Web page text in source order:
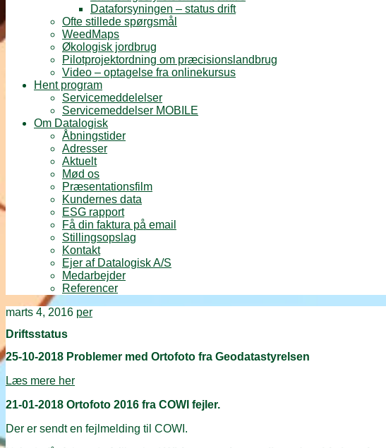
Dataforsyningen – status drift
Ofte stillede spørgsmål
WeedMaps
Økologisk jordbrug
Pilotprojektordning om præcisionslandbrug
Video – optagelse fra onlinekursus
Hent program
Servicemeddelelser
Servicemeddelser MOBILE
Om Datalogisk
Åbningstider
Adresser
Aktuelt
Mød os
Præsentationsfilm
Kundernes data
ESG rapport
Få din faktura på email
Stillingsopslag
Kontakt
Ejer af Datalogisk A/S
Medarbejder
Referencer
marts 4, 2016 per
Driftsstatus
25-10-2018 Problemer med Ortofoto fra Geodatastyrelsen
Læs mere her
21-01-2018 Ortofoto 2016 fra COWI fejler.
Der er sendt en fejlmelding til COWI.